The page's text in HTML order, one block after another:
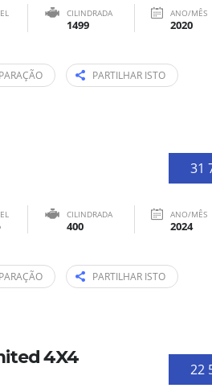
CILINDRADA
1499
ANO/MÊS
2020
PARTILHAR ISTO
31
CILINDRADA
400
ANO/MÊS
2024
PARTILHAR ISTO
22
4X4